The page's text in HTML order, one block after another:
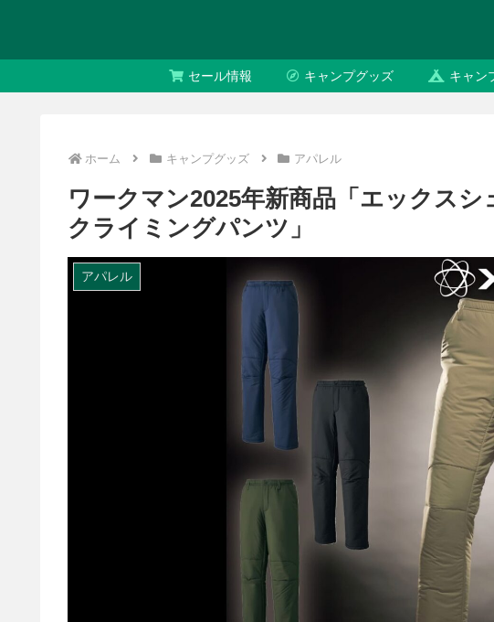
セール情報 キャンプグッズ キャン
ホーム キャンプグッズ アパレル
ワークマン2025年新商品「エックス
クライミングパンツ」
アパレル